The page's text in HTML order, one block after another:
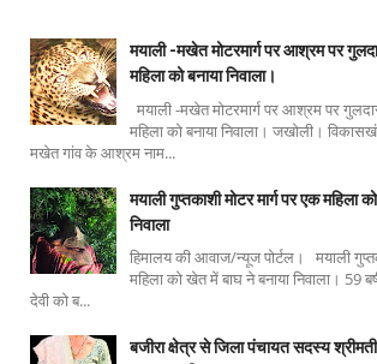
मयाली -मखेत मोटरमार्ग पर आश्रम पर
महिला को बनाया निवाला।
मयाली -मखेत मोटरमार्ग पर आश्रम पर
महिला को बनाया निवाला। जखोली।
मखेत गांव के आश्रम नाम...
मयाली गुप्तकाशी मोटर मार्ग पर एक महिला
निवाला
हिमालय की आवाज/न्यूज पोर्टल। मयाली
महिला को खेत में बाघ ने बनाया निवाला। 59
देवी को ब...
बजीरा क्षेत्र से जिला पंचायत सदस्य श्रीमती